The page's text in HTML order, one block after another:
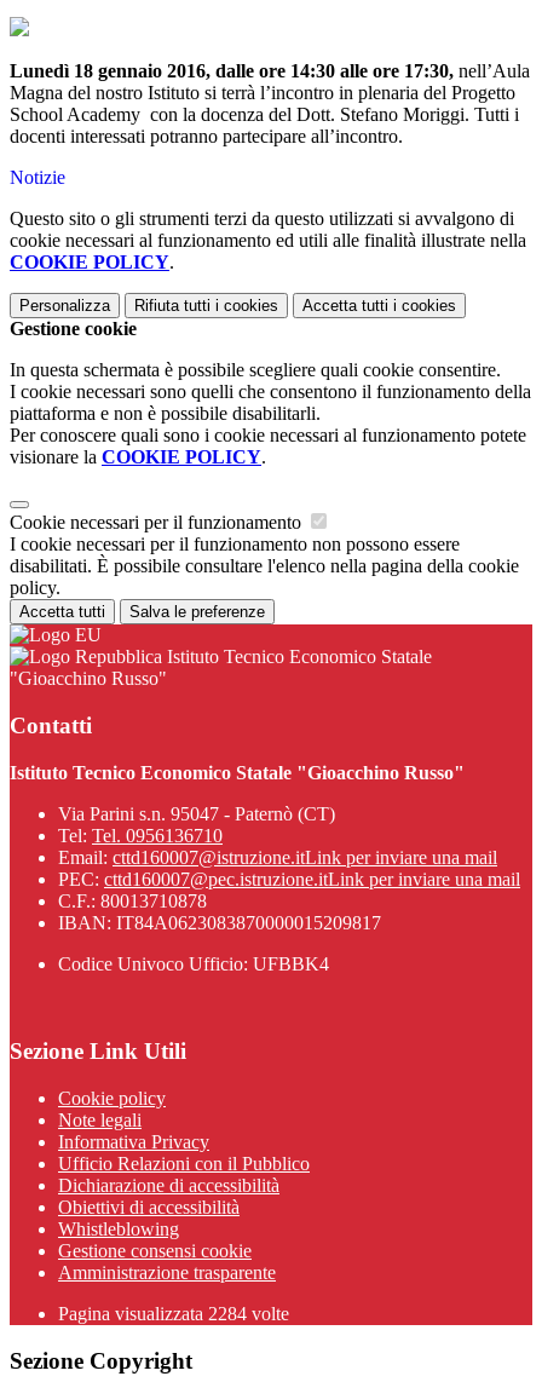
Lunedì 18 gennaio 2016, dalle ore 14:30 alle ore 17:30, nell’Aula
Magna del nostro Istituto si terrà l’incontro in plenaria del Progetto
School Academy con la docenza del Dott. Stefano Moriggi. Tutti i
docenti interessati potranno partecipare all’incontro.
Notizie
Questo sito o gli strumenti terzi da questo utilizzati si avvalgono di
cookie necessari al funzionamento ed utili alle finalità illustrate nella
COOKIE POLICY.
Personalizza Rifiuta tutti i cookies Accetta tutti i cookies
Gestione cookie
In questa schermata è possibile scegliere quali cookie consentire.
I cookie necessari sono quelli che consentono il funzionamento della
piattaforma e non è possibile disabilitarli.
Per conoscere quali sono i cookie necessari al funzionamento potete
visionare la COOKIE POLICY.
Cookie necessari per il funzionamento
I cookie necessari per il funzionamento non possono essere
disabilitati. È possibile consultare l'elenco nella pagina della cookie
policy.
Accetta tutti Salva le preferenze
Istituto Tecnico Economico Statale
"Gioacchino Russo"
Contatti
Istituto Tecnico Economico Statale "Gioacchino Russo"
Via Parini s.n. 95047 - Paternò (CT)
Tel: Tel. 0956136710
Email: cttd160007@istruzione.itLink per inviare una mail
PEC: cttd160007@pec.istruzione.itLink per inviare una mail
C.F.: 80013710878
IBAN: IT84A0623083870000015209817
Codice Univoco Ufficio: UFBBK4
Sezione Link Utili
Cookie policy
Note legali
Informativa Privacy
Ufficio Relazioni con il Pubblico
Dichiarazione di accessibilità
Obiettivi di accessibilità
Whistleblowing
Gestione consensi cookie
Amministrazione trasparente
Pagina visualizzata 2284 volte
Sezione Copyright